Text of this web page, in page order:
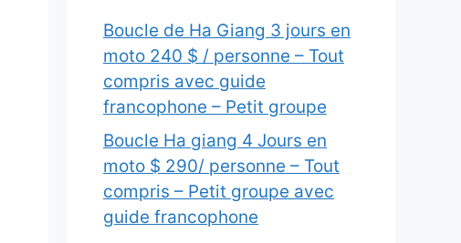
Boucle de Ha Giang 3 jours en
moto 240 $ / personne – Tout
compris avec guide
francophone – Petit groupe
Boucle Ha giang 4 Jours en
moto $ 290/ personne – Tout
compris – Petit groupe avec
guide francophone